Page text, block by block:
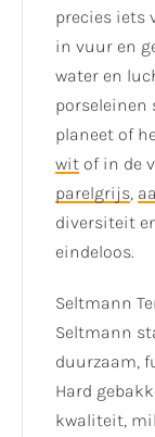
precies iets
in vuur en
water en
porseleinen
planeet of
wit of in de
parelgrijs,
diversiteit
eindeloos.
Seltmann
Seltmann
duurzaam,
Hard
kwaliteit,